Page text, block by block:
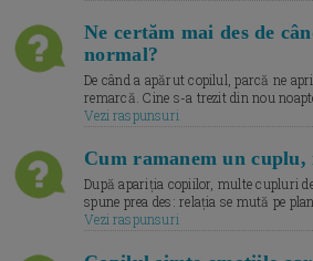
Ne certăm mai des de
normal?
De când a apărut copilul, parcă ne
remarcă. Cine s-a trezit din nou
Vezi raspunsuri
Cum ramanem un
După apariția copiilor, multe cupluri
spune prea des: relația se mută pe
Vezi raspunsuri